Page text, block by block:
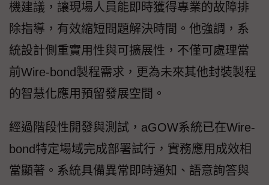
機建議，讓現場人員能即時獲得專業的故障排
除指導，有效縮短問題解決時間。他強調，系
統設計側重實用性與可擴展性，不僅可處理當
前Wire-bond製程需求，更為未來其他封裝製程
的智慧化應用預留發展空間。
經過階段性開發與測試，aGOW系統已在Wire-
bond特定場域完成部署試行，實務應用成效相
當顯著。系統具備異常即時通知、語意詢答與